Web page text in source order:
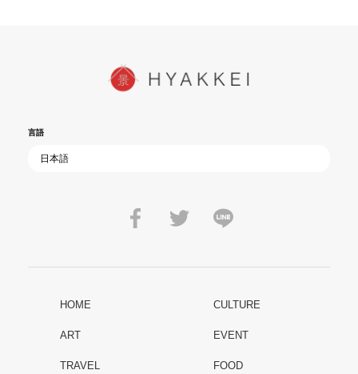
言語
HOME CULTURE
ART EVENT
TRAVEL FOOD